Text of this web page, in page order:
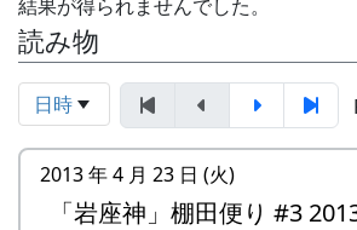
結果が得られませんでした。
読み物
日時
2013 年 4 月 23 日 (火)
「岩座神」棚田便り #3